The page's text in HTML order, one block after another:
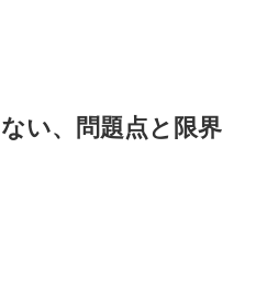
い、問題点と限界